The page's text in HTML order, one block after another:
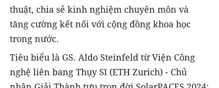
thuật, chia sẻ kinh nghiệm chuyên môn và
tăng cường kết nối với cộng đồng khoa học
trong nước.
Tiêu biểu là GS. Aldo Steinfeld từ Viện Công
nghệ liên bang Thụy Sĩ (ETH Zurich) - Chủ